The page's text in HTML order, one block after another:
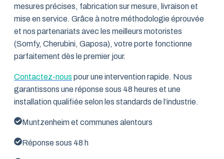
mesures précises, fabrication sur mesure, livraison et
mise en service. Grâce à notre méthodologie éprouvée
et nos partenariats avec les meilleurs motoristes
(Somfy, Cherubini, Gaposa), votre porte fonctionne
parfaitement dès le premier jour.
Contactez-nous pour une intervention rapide. Nous
garantissons une réponse sous 48 heures et une
installation qualifiée selon les standards de l’industrie.
Muntzenheim et communes alentours
Réponse sous 48 h